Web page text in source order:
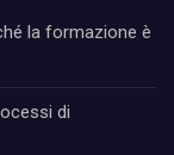
la formazione è
di